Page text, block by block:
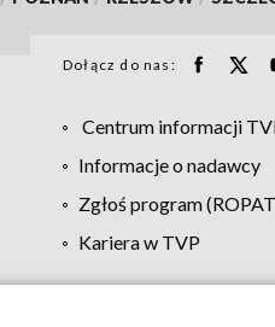
Dołącz do nas:
Centrum informacji
Informacje o nadawcy
Zgłoś program
Kariera w TVP